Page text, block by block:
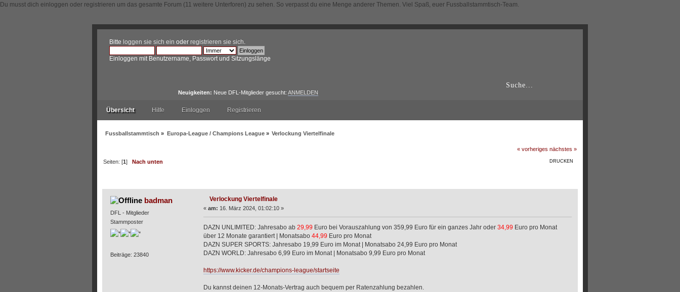
Du musst dich einloggen oder registrieren um das gesamte Forum (11 weitere Unterforen) zu sehen. So verpasst du eine Menge anderer Themen. Viel Spaß, euer Fussballstammtisch-Team.
Bitte loggen sie sich ein oder registrieren sie sich
Einloggen mit Benutzername, Passwort und Sitzungslänge
Neuigkeiten: Neue DFL-Mitglieder gesucht: ANMELDEN
Übersicht Hilfe Einloggen Registrieren
Fussballstammtisch » Europa-League / Champions League» Verlockung Viertelfinale
« vorheriges nächstes »
DRUCKEN
Seiten: [1]Nach unten
badman
DFL - Mitglieder
Stammposter
Beiträge: 23840
Verlockung Viertelfinale
« am: 16. März 2024, 01:02:10 »
DAZN UNLIMITED: Jahresabo ab29,99 Euro bei Vorauszahlung von 359,99 Euro für ein ganzes Jahr oder34,99 Euro pro Monat
über 12 Monate garantiert | Monatsabo 44,99 Euro pro Monat
DAZN SUPER SPORTS: Jahresabo 19,99 Euro im Monat | Monatsabo 24,99 Euro pro Monat
DAZN WORLD: Jahresabo 6,99 Euro im Monat | Monatsabo 9,99 Euro pro Monat
https://www.kicker.de/champions-league/startseite
Du kannst deinen 12-Monats-Vertrag auch bequem per Ratenzahlung bezahlen.